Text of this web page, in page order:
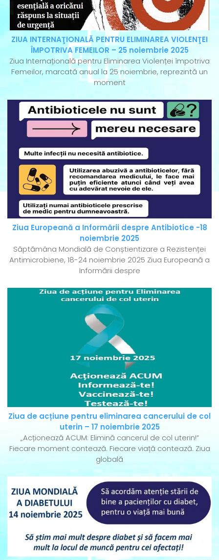
ZIUA INTERNAŢIONALĂ PENTRU ELIMINAREA VIOLENŢEI
ÎMPOTRIVA FEMEILOR – 25 noiembrie 2025
Ziua Internațională pentru Eliminarea Violenței împotriva
Femeilor, marcată anual la 25 noiembrie, reprezintă un
moment
Ziua Europeană a Informării despre Antibiotice -18
noiembrie 2025
Săptămâna Mondială de Conștientizare a Rezistenței
Antimicrobiene, 18-24 noiembrie 2025 Ziua Europeană a
Informării despre
Ziua de acțiune pentru eliminarea cancerului de col
uterin – 17 noiembrie 2025
„Acționează ACUM: Elimină cancerul de col uterin!”
Fiecare moment contează. Fiecare viață contează. Ziua
globală